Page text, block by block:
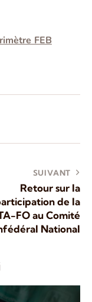
FEB
SUIVANT
Retour sur la
de la
FO au Comité
National